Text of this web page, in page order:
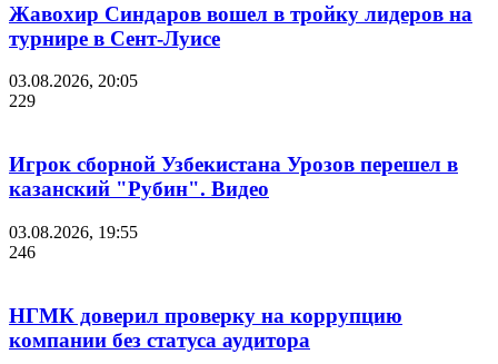
Жавохир Синдаров вошел в тройку лидеров на
турнире в Сент-Луисе
03.08.2026, 20:05
229
Игрок сборной Узбекистана Урозов перешел в
казанский "Рубин". Видео
03.08.2026, 19:55
246
НГМК доверил проверку на коррупцию
компании без статуса аудитора